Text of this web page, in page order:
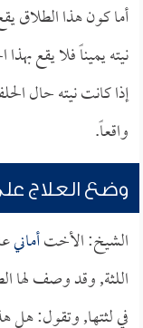
أما كون هذا الطلاق
نيته يميناً فلا يقع
إذا كانت نيته حال
واقعاً.
وضع العلاج
الشيخ: الأختأماني
اللثة, وقد وصف لها
في لثتها, وتقول: هل